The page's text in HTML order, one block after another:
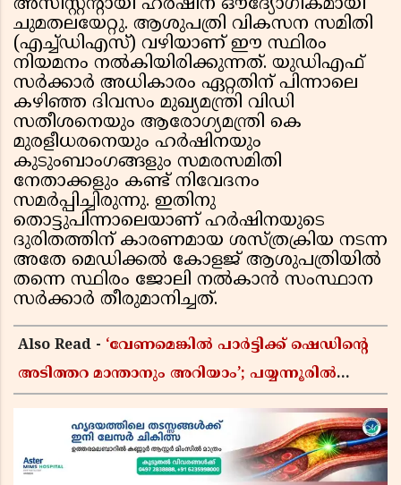
അസിസ്റ്റന്റായി ഹർഷിന ഔദ്യോഗികമായി
ചുമതലയേറ്റു. ആശുപത്രി വികസന സമിതി
(എച്ച്ഡിഎസ്) വഴിയാണ് ഈ സ്ഥിരം
നിയമനം നൽകിയിരിക്കുന്നത്. യുഡിഎഫ്
സർക്കാർ അധികാരം ഏറ്റതിന് പിന്നാലെ
കഴിഞ്ഞ ദിവസം മുഖ്യമന്ത്രി വിഡി
സതീശനെയും ആരോഗ്യമന്ത്രി കെ
മുരളീധരനെയും ഹർഷിനയും
കുടുംബാംഗങ്ങളും സമരസമിതി
നേതാക്കളും കണ്ട് നിവേദനം
സമർപ്പിച്ചിരുന്നു. ഇതിനു
തൊട്ടുപിന്നാലെയാണ് ഹർഷിനയുടെ
ദുരിതത്തിന് കാരണമായ ശസ്ത്രക്രിയ നടന്ന
അതേ മെഡിക്കൽ കോളജ് ആശുപത്രിയിൽ
തന്നെ സ്ഥിരം ജോലി നൽകാൻ സംസ്ഥാന
സർക്കാർ തീരുമാനിച്ചത്.
Also Read - ‘വേണമെങ്കിൽ പാർട്ടിക്ക് ഷെഡിൻ്റെ
അടിത്തറ മാന്താനും അറിയാം’; പയ്യന്നൂരിൽ